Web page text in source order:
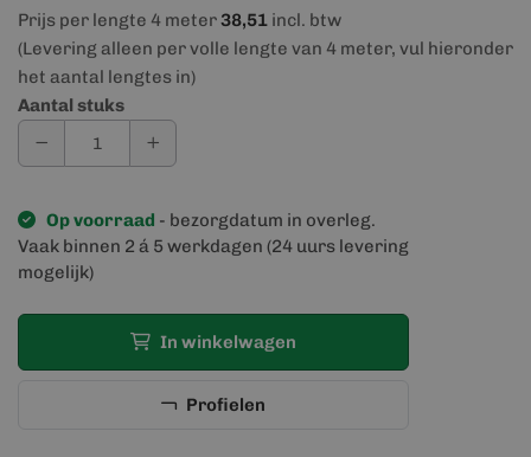
Prijs per lengte 4 meter38,51 incl. btw
(Levering alleen per volle lengte van 4 meter, vul hieronder
het aantal lengtes in)
Aantal stuks
Op voorraad - bezorgdatum in overleg.
Vaak binnen 2 á 5 werkdagen (24 uurs levering
mogelijk)
In winkelwagen
Profielen